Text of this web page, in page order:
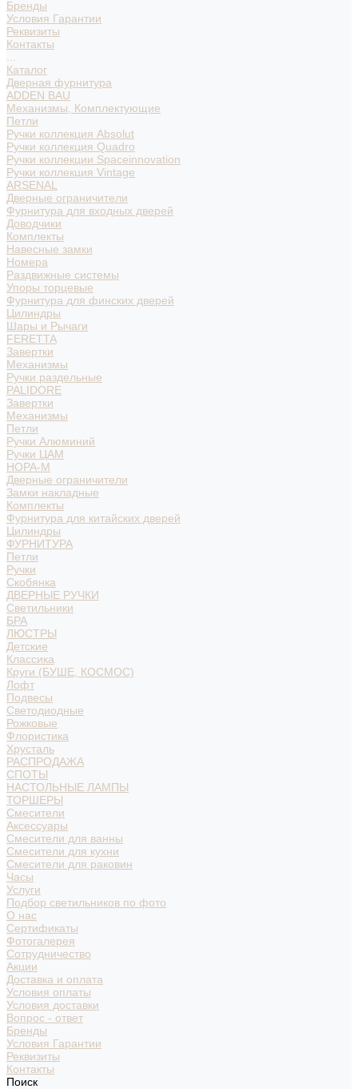
Бренды
Условия Гарантии
Реквизиты
Контакты
Каталог
Дверная фурнитура
ADDEN BAU
Механизмы, Комплектующие
Петли
Ручки коллекция Absolut
Ручки коллекция Quadro
Ручки коллекции Spaceinnovation
Ручки коллекция Vintage
ARSENAL
Дверные ограничители
Фурнитура для входных дверей
Доводчики
Комплекты
Навесные замки
Номера
Раздвижные системы
Упоры торцевые
Фурнитура для финских дверей
Цилиндры
Шары и Рычаги
FERETTA
Завертки
Механизмы
Ручки раздельные
PALIDORE
Завертки
Механизмы
Петли
Ручки Алюминий
Ручки ЦАМ
НОРА-М
Дверные ограничители
Замки накладные
Комплекты
Фурнитура для китайских дверей
Цилиндры
ФУРНИТУРА
Петли
Ручки
Скобянка
ДВЕРНЫЕ РУЧКИ
Светильники
БРА
ЛЮСТРЫ
Детские
Классика
Круги (БУШЕ, КОСМОС)
Лофт
Подвесы
Светодиодные
Рожковые
Флористика
Хрусталь
РАСПРОДАЖА
СПОТЫ
НАСТОЛЬНЫЕ ЛАМПЫ
ТОРШЕРЫ
Смесители
Аксессуары
Смесители для ванны
Смесители для кухни
Смесители для раковин
Часы
Услуги
Подбор светильников по фото
О нас
Сертификаты
Фотогалерея
Сотрудничество
Акции
Доставка и оплата
Условия оплаты
Условия доставки
Вопрос - ответ
Бренды
Условия Гарантии
Реквизиты
Контакты
Поиск